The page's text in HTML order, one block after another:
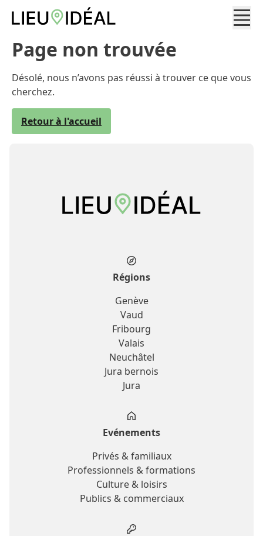
Page non trouvée
Désolé, nous n’avons pas réussi à trouver ce que vous
cherchez.
Retour à l'accueil
Régions
Genève
Vaud
Fribourg
Valais
Neuchâtel
Jura bernois
Jura
Evénements
Privés & familiaux
Professionnels & formations
Culture & loisirs
Publics & commerciaux